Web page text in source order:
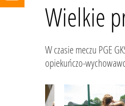
Wielkie
W czasie meczu PGE
opiekuńczo-